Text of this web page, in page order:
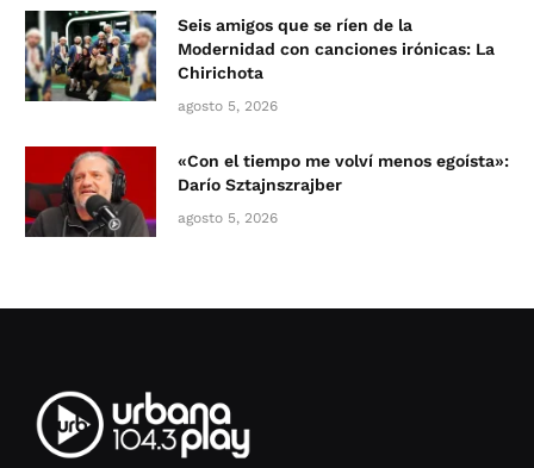
Seis amigos que se ríen de la
Modernidad con canciones irónicas: La
Chirichota
agosto 5, 2026
«Con el tiempo me volví menos egoísta»:
Darío Sztajnszrajber
agosto 5, 2026